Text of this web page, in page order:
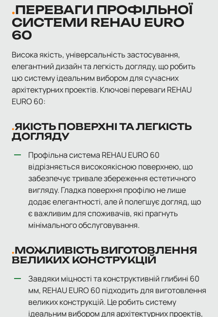
ПЕРЕВАГИ ПРОФІЛЬНОЇ
СИСТЕМИ REHAU EURO
60
Висока якість, універсальність застосування,
елегантний дизайн та легкість догляду, що робить
цю систему ідеальним вибором для сучасних
архітектурних проектів. Ключові переваги REHAU
EURO 60:
ЯКІСТЬ ПОВЕРХНІ ТА ЛЕГКІСТЬ
ДОГЛЯДУ
Профільна система REHAU EURO 60
відрізняється високоякісною поверхнею, що
забезпечує тривале збереження естетичного
вигляду. Гладка поверхня профілю не лише
додає елегантності, але й полегшує догляд, що
є важливим для споживачів, які прагнуть
мінімального обслуговування.
МОЖЛИВІСТЬ ВИГОТОВЛЕННЯ
ВЕЛИКИХ КОНСТРУКЦІЙ
Завдяки міцності та конструктивній глибині 60
мм, REHAU EURO 60 підходить для виготовлення
великих конструкцій. Це робить систему
ідеальним вибором для архітектурних проектів,